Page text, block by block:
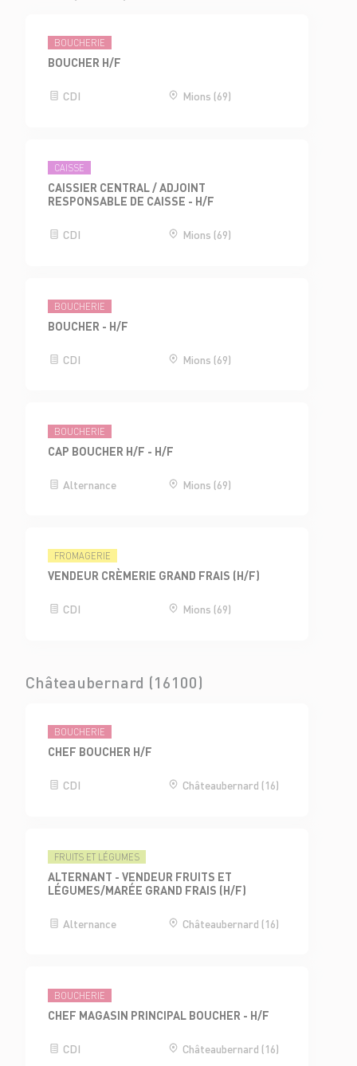
BOUCHERIE
BOUCHER H/F
CDI Mions (69)
CAISSE
CAISSIER CENTRAL / ADJOINT
RESPONSABLE DE CAISSE - H/F
CDI Mions (69)
BOUCHERIE
BOUCHER - H/F
CDI Mions (69)
BOUCHERIE
CAP BOUCHER H/F - H/F
Alternance Mions (69)
FROMAGERIE
VENDEUR CRÈMERIE GRAND FRAIS (H/F)
CDI Mions (69)
Châteaubernard (16100)
BOUCHERIE
CHEF BOUCHER H/F
CDI Châteaubernard (16)
FRUITS ET LÉGUMES
ALTERNANT - VENDEUR FRUITS ET
LÉGUMES/MARÉE GRAND FRAIS (H/F)
Alternance Châteaubernard (16)
BOUCHERIE
CHEF MAGASIN PRINCIPAL BOUCHER - H/F
CDI Châteaubernard (16)